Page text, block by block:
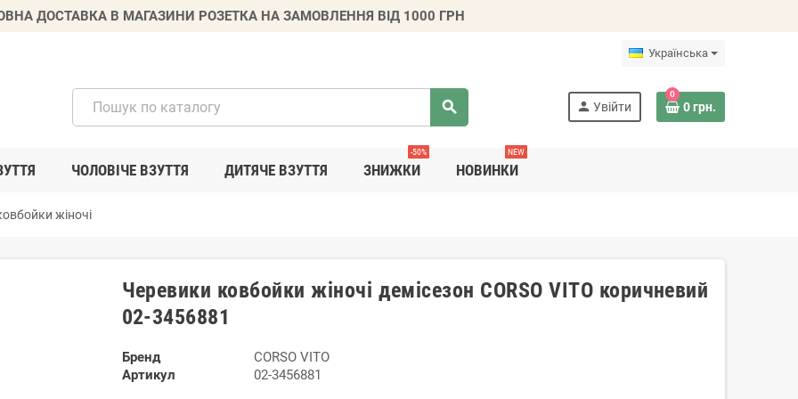
ДОСТАВКА В МАГАЗИНИ РОЗЕТКА НА ЗАМОВЛЕННЯ ВІД 1000 ГРН
Українська
search person Увійти
0
0 грн.
ЧОЛОВІЧЕ ВЗУТТЯ ДИТЯЧЕ ВЗУТТЯ ЗНИЖКИ
-50%
НОВИНКИ
NEW
жіночі
Черевики ковбойки жіночі демісезон CORSO VITO коричневий
02-3456881
Бренд
CORSO VITO
Артикул
02-3456881